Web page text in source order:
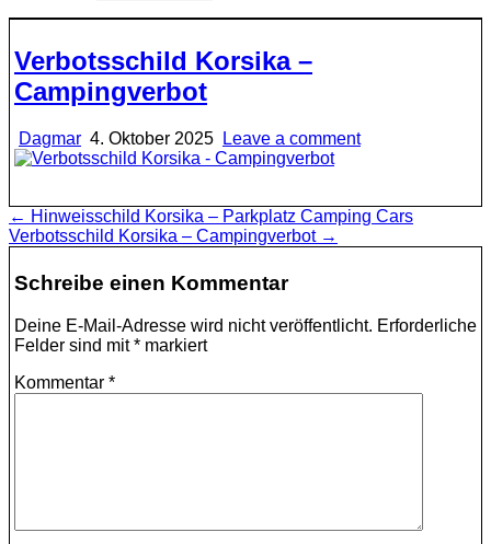
Verbotsschild Korsika –
Campingverbot
Dagmar 4. Oktober 2025 Leave a comment
Beitragsnavigation
← Hinweisschild Korsika – Parkplatz Camping Cars
Verbotsschild Korsika – Campingverbot →
Schreibe einen Kommentar
Deine E-Mail-Adresse wird nicht veröffentlicht. Erforderliche
Felder sind mit* markiert
Kommentar *